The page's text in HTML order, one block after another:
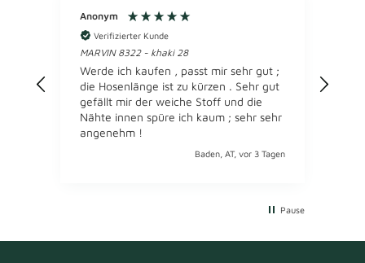
Anonym
Verifizierter Kunde
MARVIN 8322 - khaki 28
Werde ich kaufen , passt mir sehr gut ;
die Hosenlänge ist zu kürzen . Sehr gut
gefällt mir der weiche Stoff und die
Nähte innen spüre ich kaum ; sehr sehr
angenehm !
Baden, AT, vor 3 Tagen
Pause